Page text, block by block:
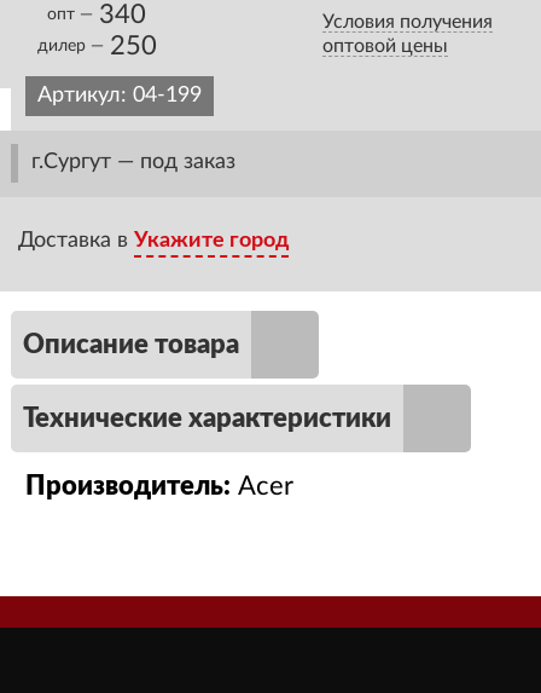
опт — 340
дилер — 250
Условия получения
оптовой цены
Артикул: 04-199
г.Сургут — под заказ
Доставка в Укажите город
Описание товара
Технические характеристики
Производитель: Acer